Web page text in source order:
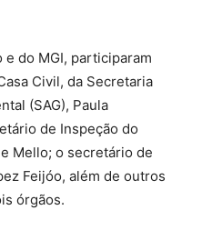
do MGI, participaram
Civil, da Secretaria
(SAG), Paula
de Inspeção do
Mello; o secretário de
Feijóo, além de outros
órgãos.